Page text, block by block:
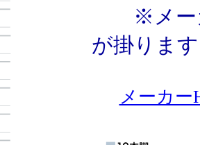
※メーカ
が掛りま
メーカー